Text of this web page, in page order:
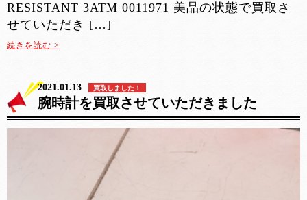
RESISTANT 3ATM 0011971 美品の状態で買取さ
せていただき […]
続きを読む >
2021.01.13 買取しました！
腕時計を買取させていただきました